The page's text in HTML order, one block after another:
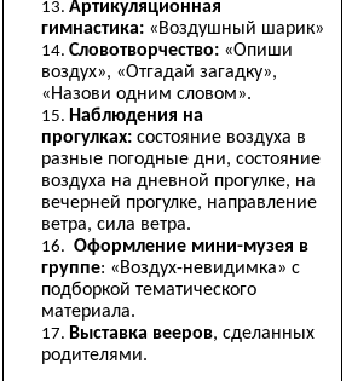
Артикуляционная
гимнастика: «Воздушный шарик»
Словотворчество: «Опиши
воздух», «Отгадай загадку»,
«Назови одним словом».
Наблюдения на
прогулках: состояние воздуха в
разные погодные дни, состояние
воздуха на дневной прогулке, на
вечерней прогулке, направление
ветра, сила ветра.
Оформление мини-музея в
группе: «Воздух-невидимка» с
подборкой тематического
материала.
Выставка вееров, сделанных
родителями.